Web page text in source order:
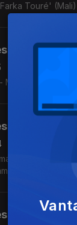
Touré'
Misticismo
Origens, da autoria
Jimmy